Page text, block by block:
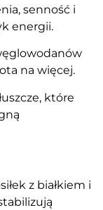
senność i
energii.
na więcej.
które
z białkiem i